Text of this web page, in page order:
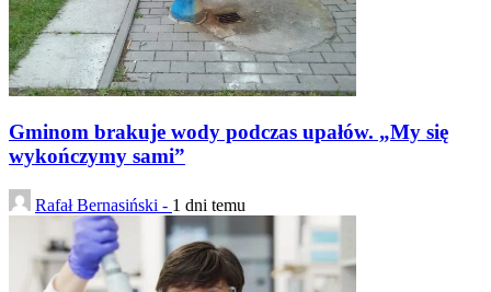
Gminom brakuje wody podczas upałów. „My się
wykończymy sami”
Rafał Bernasiński - 1 dni temu